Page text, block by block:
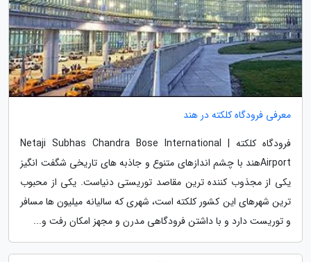
معرفی فرودگاه کلکته در هند
فرودگاه کلکته | Netaji Subhas Chandra Bose International
Airportهند با چشم اندازهای متنوع و جاذبه های تاریخی شگفت انگیز
یکی از مجذوب کننده ترین مقاصد توریستی دنیاست. یکی از محبوب
ترین شهرهای این کشور کلکته است، شهری که سالیانه میلیون ها مسافر
و توریست دارد و با داشتن فرودگاهی مدرن و مجهز امکان رفت و...